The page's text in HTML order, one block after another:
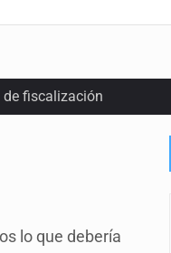
de fiscalización
lo que debería